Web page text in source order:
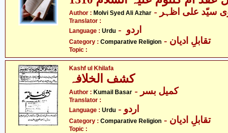
Author : Molvi Syed Ali Azhar
Translator :
Language : Urdu
Category : Comparative Religion - تقابلِ ادیان
Topic :
Kashf ul Khilafa
کشف الخلافہ
Author : Kumail Basar - کمیل بسر
Translator :
Language : Urdu - اردو
Category : Comparative Religion - تقابلِ ادیان
Topic :